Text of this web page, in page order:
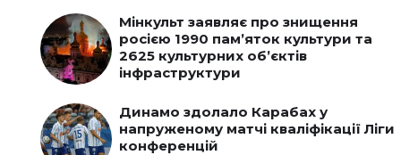
Мінкульт заявляє про знищення
росією 1990 пам’яток культури та
2625 культурних об’єктів
інфраструктури
Динамо здолало Карабах у
напруженому матчі кваліфікації Ліги
конференцій